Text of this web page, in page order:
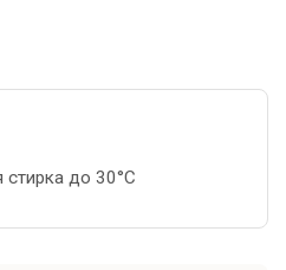
стирка до 30°С